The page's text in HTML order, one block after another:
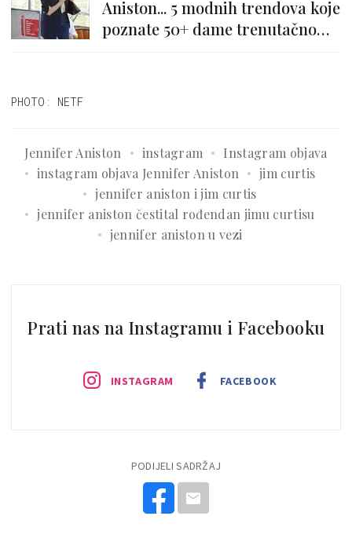
Aniston... 5 modnih trendova koje
poznate 50+ dame trenutačno
PHOTO: NETF
Jennifer Aniston instagram
Instagram objava
instagram objava Jennifer Aniston
jim curtis
jennifer aniston i jim curtis
jennifer aniston čestital rođendan jimu curtisu
jennifer aniston u vezi
Prati nas na Instagramu i Facebooku
INSTAGRAM FACEBOOK
PODIJELI SADRŽAJ